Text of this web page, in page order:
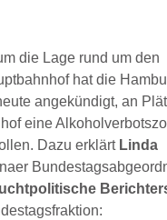
die Lage rund um den
hat die
angekündigt, an
eine
Dazu erklärt Linda